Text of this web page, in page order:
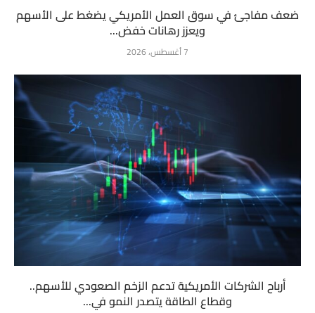
ضعف مفاجئ في سوق العمل الأمريكي يضغط على الأسهم
ويعزز رهانات خفض...
7 أغسطس، 2026
أرباح الشركات الأمريكية تدعم الزخم الصعودي للأسهم..
وقطاع الطاقة يتصدر النمو في...